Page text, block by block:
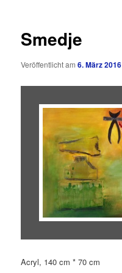
Smedje
Veröffentlicht am6. März 2016
Acryl, 140 cm * 70 cm